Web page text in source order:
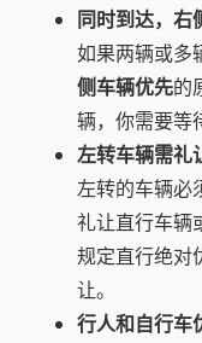
同时到达，右
如果两辆或多
侧车辆优先的
辆，你需要等
左转车辆需礼
左转的车辆必
礼让直行车辆
规定直行绝对
让。
行人和自行车